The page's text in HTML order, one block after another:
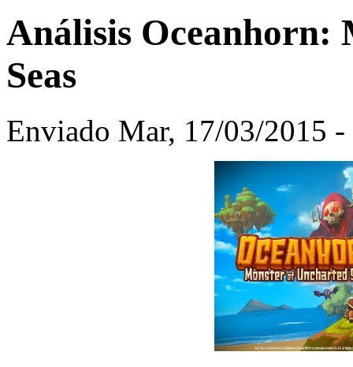
Análisis Oceanhorn:
Seas
Enviado Mar, 17/03/2015